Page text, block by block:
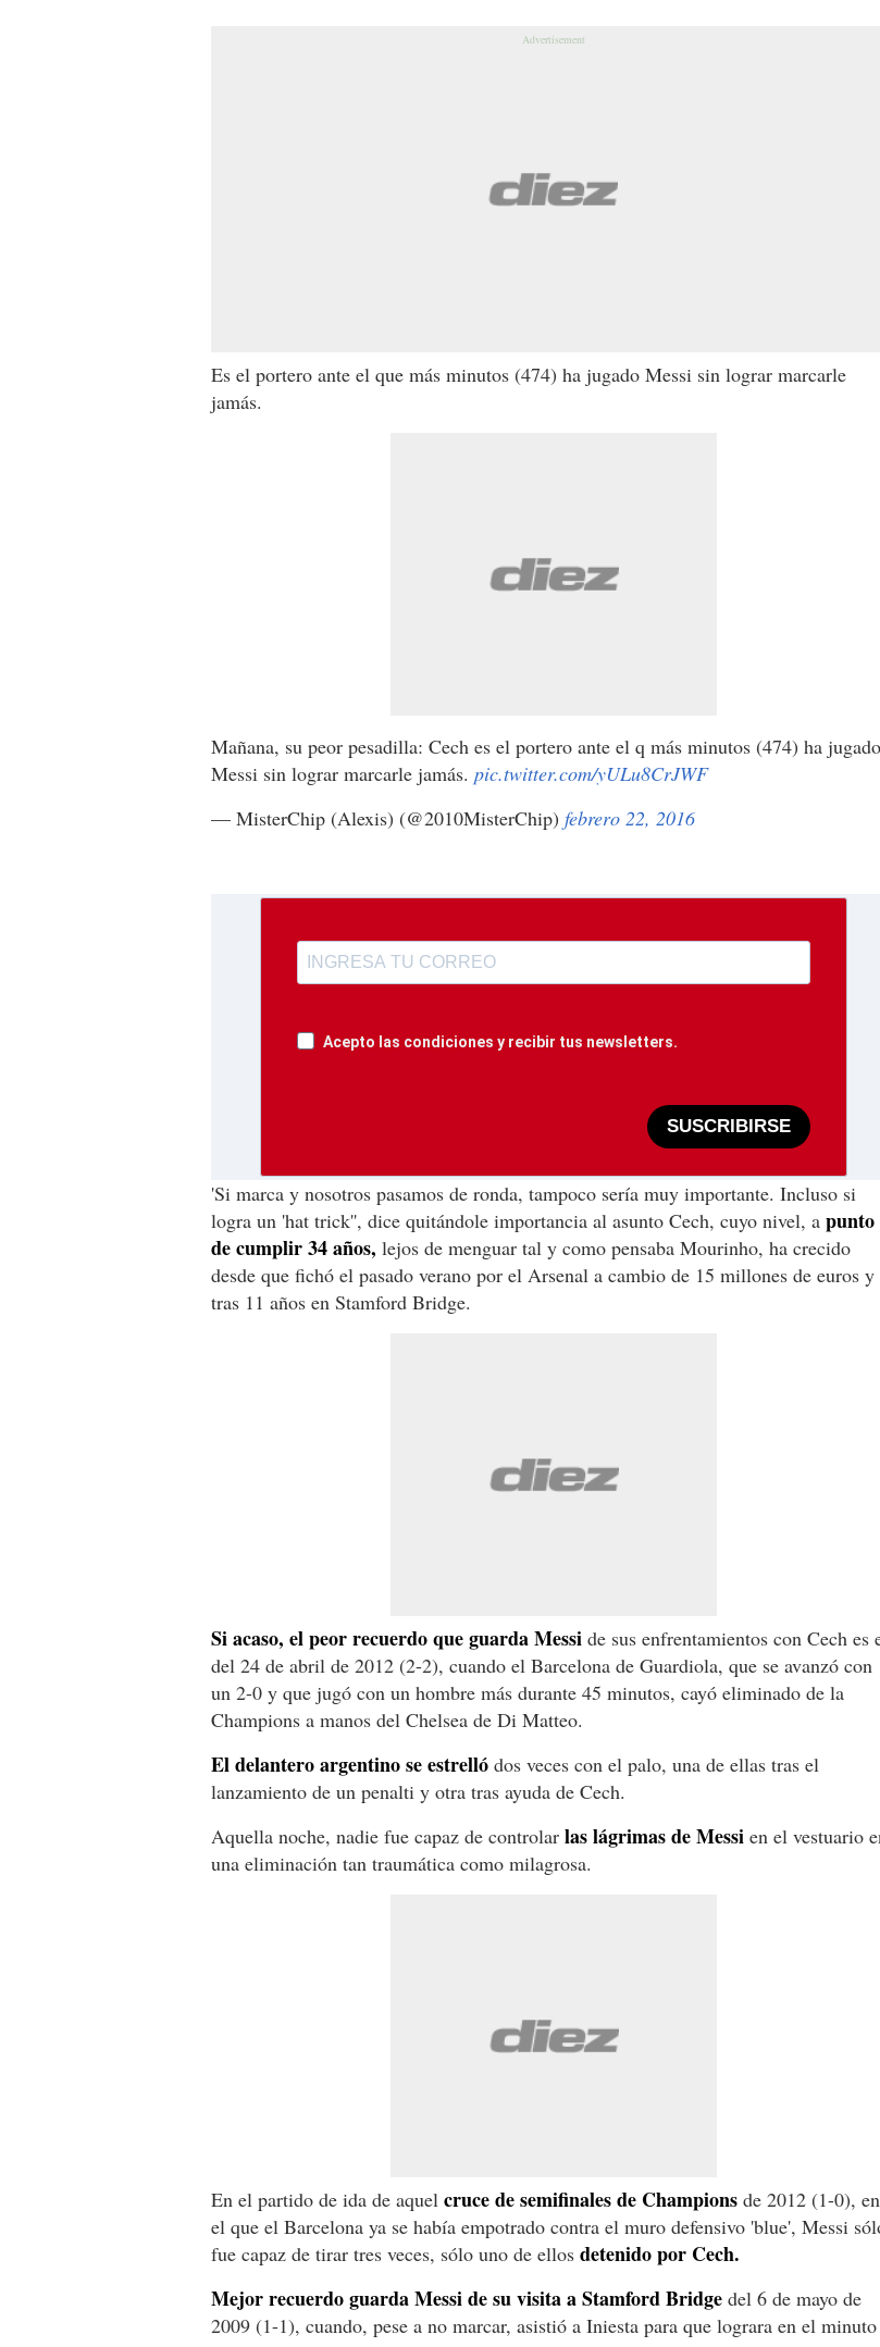
Es el portero ante el que más minutos (474) ha jugado Messi sin lograr marcarle
jamás.
Mañana, su peor pesadilla: Cech es el portero ante el q más minutos (474) ha jugado
Messi sin lograr marcarle jamás. pic.twitter.com/yULu8CrJWF
— MisterChip (Alexis) (@2010MisterChip) febrero 22, 2016
Acepto las condiciones y recibir tus newsletters.
SUSCRIBIRSE
'Si marca y nosotros pasamos de ronda, tampoco sería muy importante. Incluso si
logra un 'hat trick'', dice quitándole importancia al asunto Cech, cuyo nivel, a punto
de cumplir 34 años, lejos de menguar tal y como pensaba Mourinho, ha crecido
desde que fichó el pasado verano por el Arsenal a cambio de 15 millones de euros y
tras 11 años en Stamford Bridge.
Si acaso, el peor recuerdo que guarda Messi de sus enfrentamientos con Cech es
del 24 de abril de 2012 (2-2), cuando el Barcelona de Guardiola, que se avanzó con
un 2-0 y que jugó con un hombre más durante 45 minutos, cayó eliminado de la
Champions a manos del Chelsea de Di Matteo.
El delantero argentino se estrelló dos veces con el palo, una de ellas tras el
lanzamiento de un penalti y otra tras ayuda de Cech.
Aquella noche, nadie fue capaz de controlar las lágrimas de Messi en el vestuario
una eliminación tan traumática como milagrosa.
En el partido de ida de aquel cruce de semifinales de Champions de 2012 (1-0), en
el que el Barcelona ya se había empotrado contra el muro defensivo 'blue', Messi
fue capaz de tirar tres veces, sólo uno de ellos detenido por Cech.
Mejor recuerdo guarda Messi de su visita a Stamford Bridge del 6 de mayo de
2009 (1-1), cuando, pese a no marcar, asistió a Iniesta para que lograra en el minuto